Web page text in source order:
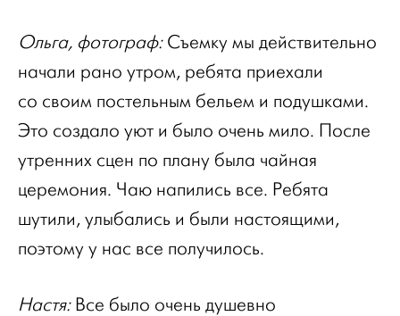
Ольга, фотограф:Съемку мы действительно
начали рано утром, ребята приехали
со своим постельным бельем и подушками.
Это создало уют и было очень мило. После
утренних сцен по плану была чайная
церемония. Чаю напились все. Ребята
шутили, улыбались и были настоящими,
поэтому у нас все получилось.
Настя:Все было очень душевно